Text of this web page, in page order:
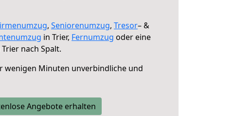
, Seniorenumzug, Tresor– &
in Trier, Fernumzug oder eine
nach Spalt.
wenigen Minuten unverbindliche und
Angebote erhalten